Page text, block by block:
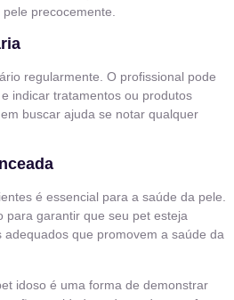
precocemente.
regularmente. O profissional pode
indicar tratamentos ou produtos
buscar ajuda se notar qualquer
é essencial para a saúde da pele.
para garantir que seu pet esteja
adequados que promovem a saúde da
idoso é uma forma de demonstrar